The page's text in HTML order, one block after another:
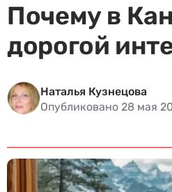
Почему в
дорогой
Наталья Кузнецова
Опубликовано 28 мая